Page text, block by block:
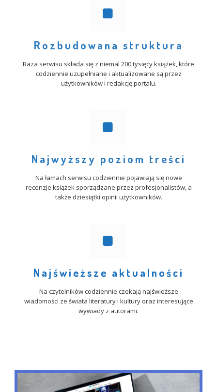
Rozbudowana struktura
Baza serwisu składa się z niemal 200 tysięcy książek, które
codziennie uzupełniane i aktualizowane są przez
użytkowników i redakcję portalu.
Najwyższy poziom treści
Na łamach serwisu codziennie pojawiają się nowe
recenzje książek sporządzane przez profesjonalistów, a
także dziesiątki opinii użytkowników.
Najświeższe aktualności
Na czytelników codziennie czekają najświeższe
wiadomości ze świata literatury i kultury oraz interesujące
wywiady z autorami.